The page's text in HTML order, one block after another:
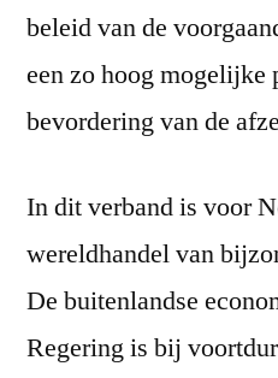
beleid van de
een zo hoog mogelijke
bevordering van de
In dit verband is voor
wereldhandel van
De buitenlandse
Regering is bij